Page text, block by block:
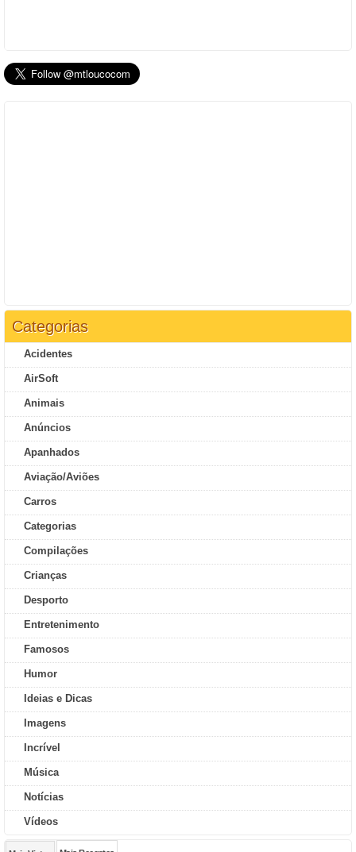
Categorias
Acidentes
AirSoft
Animais
Anúncios
Apanhados
Aviação/Aviões
Carros
Categorias
Compilações
Crianças
Desporto
Entretenimento
Famosos
Humor
Ideias e Dicas
Imagens
Incrível
Música
Notícias
Vídeos